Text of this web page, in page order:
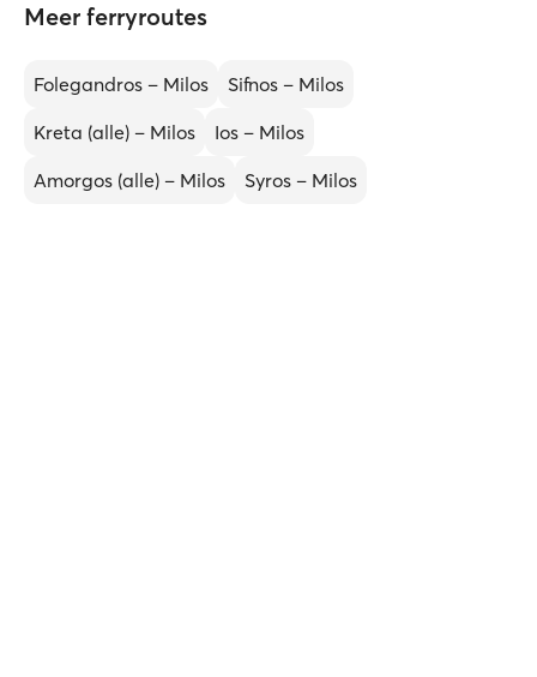
Meer ferryroutes
Folegandros – Milos
Sifnos – Milos
Kreta (alle) – Milos
Ios – Milos
Amorgos (alle) – Milos
Syros – Milos